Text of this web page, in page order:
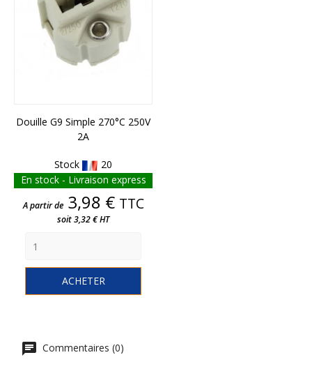
Douille G9 Simple 270°C 250V
2A
Stock
20
En stock - Livraison express
Prix
A partir de 3,98 € TTC
soit 3,32 € HT
ACHETER
Commentaires (0)